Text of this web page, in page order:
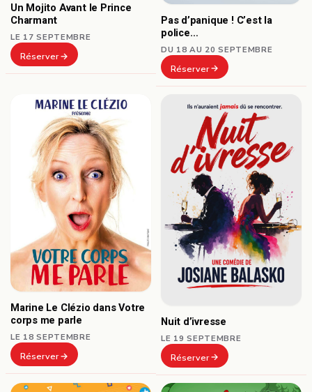
Un Mojito Avant le Prince
Charmant
LE 17 SEPTEMBRE
Réserver
Pas d’panique ! C’est la
police…
DU 18 AU 20 SEPTEMBRE
Réserver
Marine Le Clézio dans Votre
corps me parle
LE 18 SEPTEMBRE
Réserver
Nuit d’ivresse
LE 19 SEPTEMBRE
Réserver